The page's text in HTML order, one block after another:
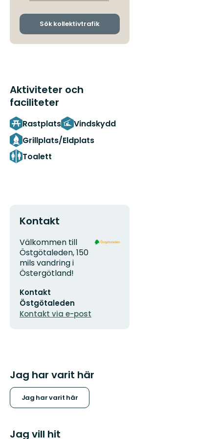
och
Sök kollektivtrafik
Aktiviteter och
faciliteter
Rastplats
Vindskydd
Grillplats/Eldplats
Toalett
Kontakt
Adress
Välkommen till
Östgötaleden, 150
mils vandring i
Östergötland!
postadress
Kontakt
Östgötaleden
Kontakt via e-post
Organisationens
Jag har varit här
Jag har varit här
Jag vill hit